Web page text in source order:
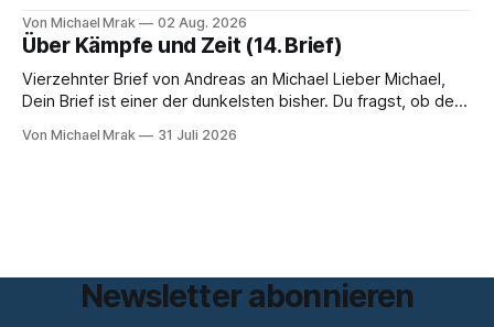
trotzdem falsch ist: Ab jetzt müsse alles gekennzeichnet
werden, was mit künstlicher Intelligenz entstanden sei. Das
stimmt so nicht. Artikel 50 der KI-Verordnung
Von Michael Mrak 02 Aug. 2026
Über Kämpfe und Zeit (14. Brief)
Vierzehnter Brief von Andreas an Michael Lieber Michael,
Dein Brief ist einer der dunkelsten bisher. Du fragst, ob der
letzten Hebel, der sich noch bewegt, und zwischen Deinen
Von Michael Mrak 31 Juli 2026
Newsletter abonnieren